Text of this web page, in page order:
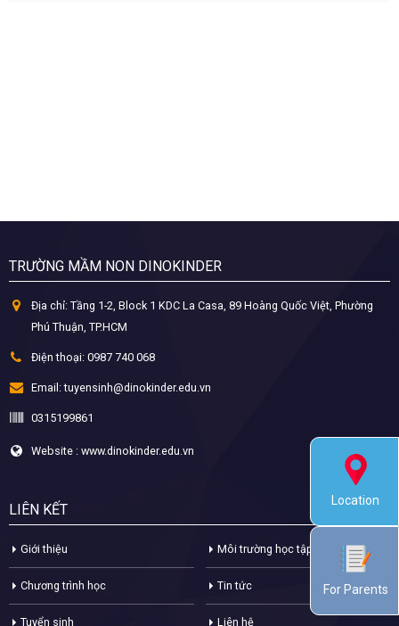
TRƯỜNG MẦM NON DINOKINDER
Địa chỉ: Tầng 1-2, Block 1 KDC La Casa, 89 Hoàng Quốc Việt, Phường
Phú Thuận, TP.HCM
Điện thoại: 0987 740 068
Email: tuyensinh@dinokinder.edu.vn
0315199861
Website : www.dinokinder.edu.vn
LIÊN KẾT
Giới thiệu
Chương trình học
Tuyển sinh
Môi trường học tập
Tin tức
Liên hệ
Location
For Parents